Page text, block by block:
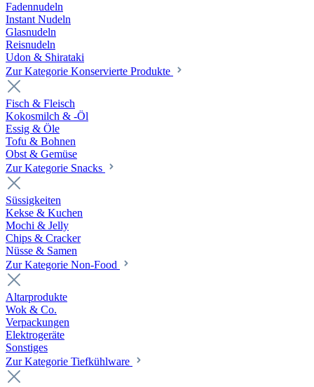
Fadennudeln
Instant Nudeln
Glasnudeln
Reisnudeln
Udon & Shirataki
Zur Kategorie Konservierte Produkte
Fisch & Fleisch
Kokosmilch & -Öl
Essig & Öle
Tofu & Bohnen
Obst & Gemüse
Zur Kategorie Snacks
Süssigkeiten
Kekse & Kuchen
Mochi & Jelly
Chips & Cracker
Nüsse & Samen
Zur Kategorie Non-Food
Altarprodukte
Wok & Co.
Verpackungen
Elektrogeräte
Sonstiges
Zur Kategorie Tiefkühlware